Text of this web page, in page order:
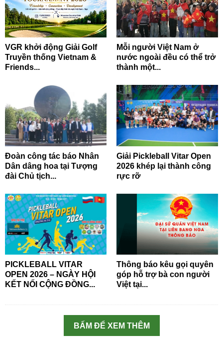
VGR khởi động Giải Golf
Truyền thống Vietnam &
Friends...
Mỗi người Việt Nam ở
nước ngoài đều có thể trở
thành một...
Đoàn công tác báo Nhân
Dân dâng hoa tại Tượng
đài Chủ tịch...
Giải Pickleball Vitar Open
2026 khép lại thành công
rực rỡ
PICKLEBALL VITAR
OPEN 2026 – NGÀY HỘI
KẾT NỐI CỘNG ĐỒNG...
Thông báo kêu gọi quyên
góp hỗ trợ bà con người
Việt tại...
BẤM ĐỂ XEM THÊM